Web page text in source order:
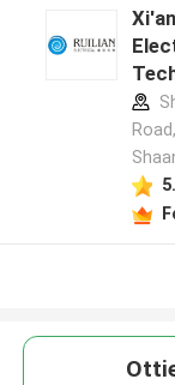
del